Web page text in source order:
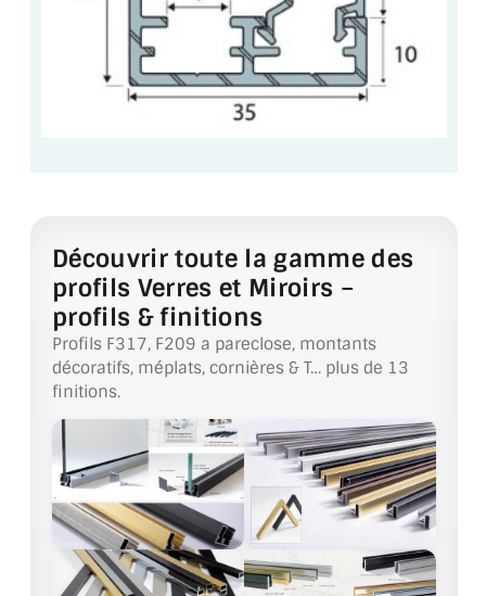
VERRES TEXTURÉS
PLEXIGLAS PMMA
DOUBLE VITRAGE
LES FIXATIONS POUR MIROIR
LES PROFILS PAROI DE VERRE
VITRINE EN VERRE
CONNECTEURS ET ASSEMBLAGE DE VERRES
PLATS ET CORNIÈRES
LES CHARNIÈRES DE PORTE EN VERRE
BOUTONS ET POIGNÉES
Découvrir toute la gamme des
profils Verres et Miroirs –
profils & finitions
Profils F317, F209 a pareclose, montants
décoratifs, méplats, cornières & T… plus de 13
finitions.